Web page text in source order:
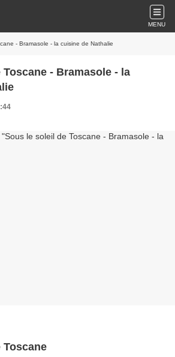
MENU
- Bramasole - la cuisine de Nathalie
- Bramasole - la